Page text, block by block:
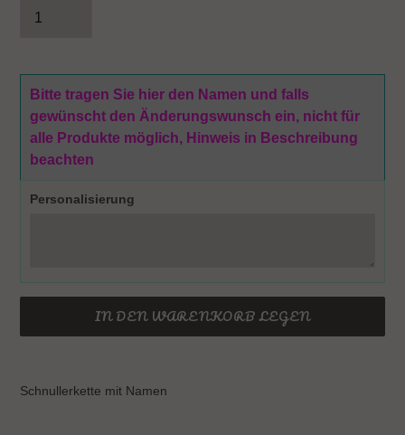
Bitte tragen Sie hier den Namen und falls
gewünscht den Änderungswunsch ein, nicht für
alle Produkte möglich, Hinweis in Beschreibung
beachten
Personalisierung
IN DEN WARENKORB LEGEN
zum
Schnullerkette mit Namen